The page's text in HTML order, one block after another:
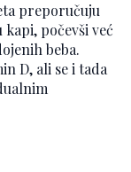
preporučuju
počevši već
beba.
D, ali se i tada